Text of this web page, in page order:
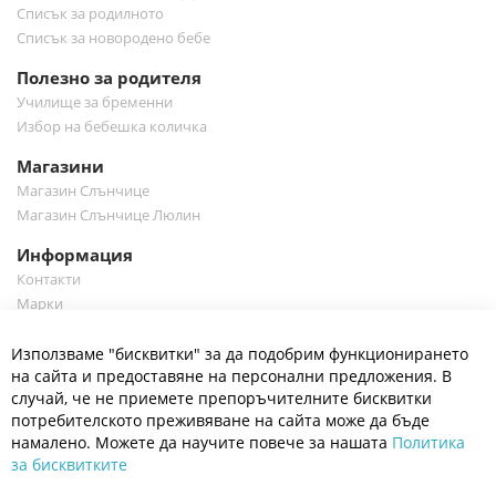
Списък за родилното
Списък за новородено бебе
Полезно за родителя
Училище за бременни
Избор на бебешка количка
Магазини
Магазин Слънчице
Магазин Слънчице Люлин
Информация
Контакти
Марки
Полезно
Общи условия
Политика за поверителност
Платформа за OPC
Доставка и плащане
Използваме "бисквитки" за да подобрим функционирането
на сайта и предоставяне на персонални предложения. В
случай, че не приемете препоръчителните бисквитки
потребителското преживяване на сайта може да бъде
намалено. Можете да научите повече за нашата Политика
за бисквитките